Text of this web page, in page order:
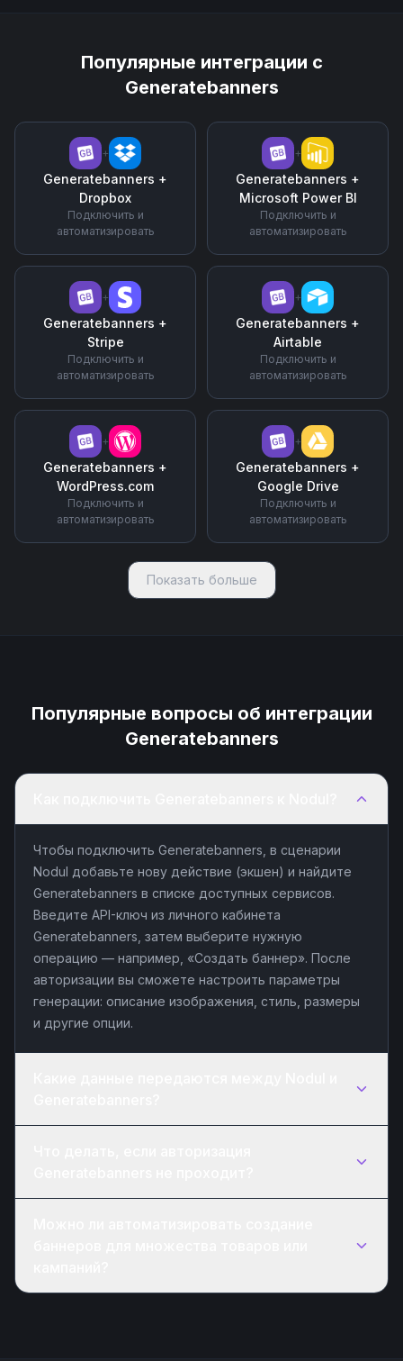
Популярные интеграции с
Generatebanners
+
Generatebanners +
Dropbox
Подключить и
автоматизировать
+
Generatebanners +
Microsoft Power BI
Подключить и
автоматизировать
+
Generatebanners +
Stripe
Подключить и
автоматизировать
+
Generatebanners +
Airtable
Подключить и
автоматизировать
+
Generatebanners +
WordPress.com
Подключить и
автоматизировать
+
Generatebanners +
Google Drive
Подключить и
автоматизировать
Показать больше
Популярные вопросы об интеграции
Generatebanners
Чтобы подключить Generatebanners, в сценарии
Nodul добавьте нову действие (экшен) и найдите
Generatebanners в списке доступных сервисов.
Введите API-ключ из личного кабинета
Generatebanners, затем выберите нужную
операцию — например, «Создать баннер». После
авторизации вы сможете настроить параметры
генерации: описание изображения, стиль, размеры
и другие опции.